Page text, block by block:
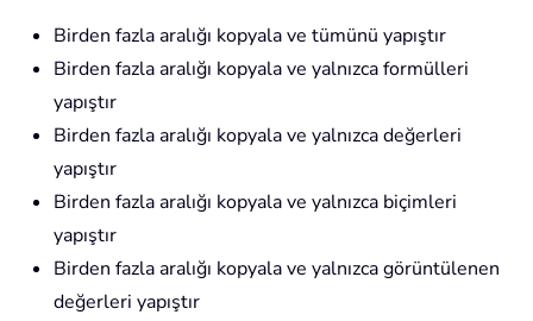
Birden fazla aralığı kopyala ve tümünü yapıştır
Birden fazla aralığı kopyala ve yalnızca formülleri
yapıştır
Birden fazla aralığı kopyala ve yalnızca değerleri
yapıştır
Birden fazla aralığı kopyala ve yalnızca biçimleri
yapıştır
Birden fazla aralığı kopyala ve yalnızca görüntülenen
değerleri yapıştır